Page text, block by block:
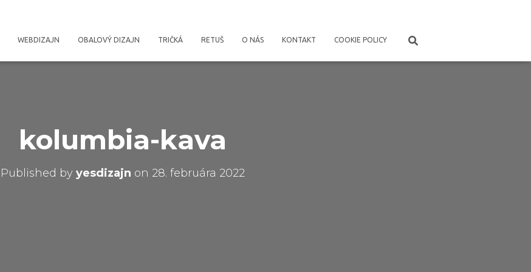
WEBDIZAJN OBALOVÝ DIZAJN TRIČKÁ RETUŠ O NÁS KONTAKT COOKIE POLICY
kolumbia-kava
Published by yesdizajn on 28. februára 2022